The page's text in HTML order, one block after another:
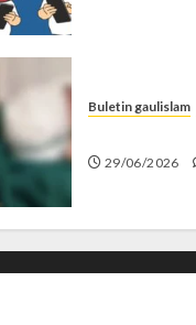
Buletin gaulislam
29/06/2026